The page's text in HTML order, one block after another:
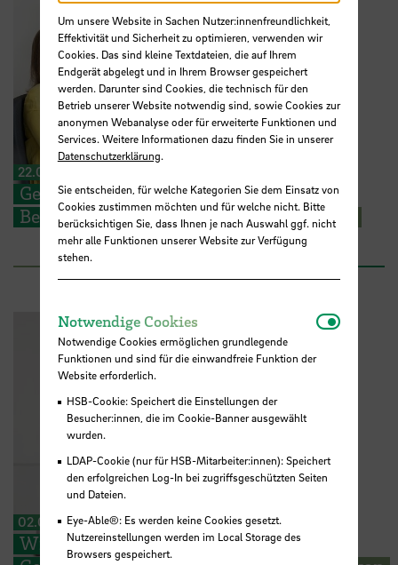
22.07.2026
Gestalten Sie die Zukunft der HSB mit –
Besuchen Sie unser neues Karriereportal
02.04.2026
Wie werde ich Hochschulprofessor:in?
Um unsere Website in Sachen Nutzer:innenfreundlichkeit,
Effektivität und Sicherheit zu optimieren, verwenden wir
Cookies. Das sind kleine Textdateien, die auf Ihrem
Endgerät abgelegt und in Ihrem Browser gespeichert
werden. Darunter sind Cookies, die technisch für den
Betrieb unserer Website notwendig sind, sowie Cookies zur
anonymen Webanalyse oder für erweiterte Funktionen und
Services. Weitere Informationen dazu finden Sie in unserer
Datenschutzerklärung.
Sie entscheiden, für welche Kategorien Sie dem Einsatz von
Cookies zustimmen möchten und für welche nicht. Bitte
berücksichtigen Sie, dass Ihnen je nach Auswahl ggf. nicht
mehr alle Funktionen unserer Website zur Verfügung
stehen.
Notwendige Cookies
Notwendige Cookies ermöglichen grundlegende
Funktionen und sind für die einwandfreie Funktion der
Website erforderlich.
HSB-Cookie: Speichert die Einstellungen der
Besucher:innen, die im Cookie-Banner ausgewählt
wurden.
LDAP-Cookie (nur für HSB-Mitarbeiter:innen): Speichert
den erfolgreichen Log-In bei zugriffsgeschützten Seiten
und Dateien.
Eye-Able®: Es werden keine Cookies gesetzt.
Nutzereinstellungen werden im Local Storage des
Browsers gespeichert.